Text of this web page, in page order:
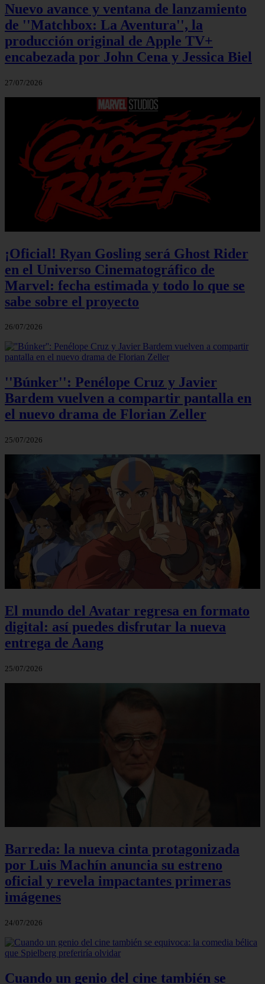
Nuevo avance y ventana de lanzamiento
de ''Matchbox: La Aventura'', la
producción original de Apple TV+
encabezada por John Cena y Jessica Biel
27/07/2026
¡Oficial! Ryan Gosling será Ghost Rider
en el Universo Cinematográfico de
Marvel: fecha estimada y todo lo que se
sabe sobre el proyecto
26/07/2026
''Búnker'': Penélope Cruz y Javier
Bardem vuelven a compartir pantalla en
el nuevo drama de Florian Zeller
25/07/2026
El mundo del Avatar regresa en formato
digital: así puedes disfrutar la nueva
entrega de Aang
25/07/2026
Barreda: la nueva cinta protagonizada
por Luis Machín anuncia su estreno
oficial y revela impactantes primeras
imágenes
24/07/2026
Cuando un genio del cine también se